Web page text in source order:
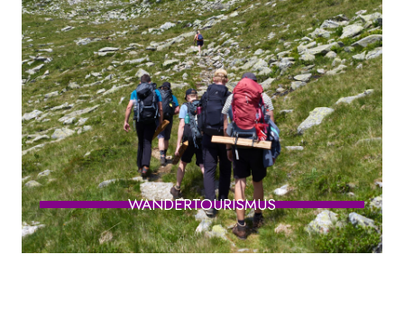
WANDERTOURISMUS